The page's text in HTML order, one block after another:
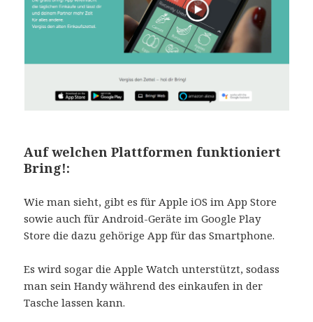
Auf welchen Plattformen funktioniert
Bring!:
Wie man sieht, gibt es für Apple iOS im App Store
sowie auch für Android-Geräte im Google Play
Store die dazu gehörige App für das Smartphone.
Es wird sogar die Apple Watch unterstützt, sodass
man sein Handy während des einkaufen in der
Tasche lassen kann.